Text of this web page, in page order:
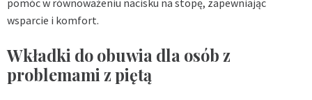
pomóc w równoważeniu nacisku na stopę, zapewniając
wsparcie i komfort.
Wkładki do obuwia dla osób z
problemami z piętą